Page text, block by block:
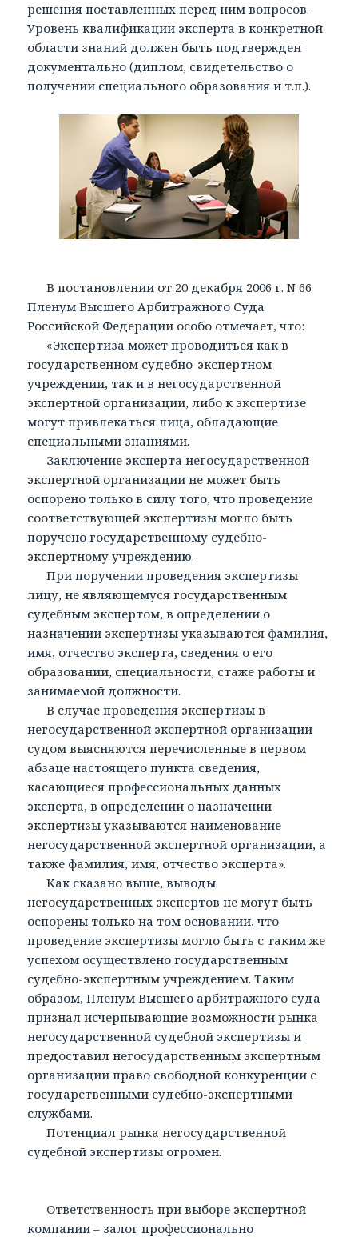
решения поставленных перед ним вопросов.
Уровень квалификации эксперта в конкретной
области знаний должен быть подтвержден
документально (диплом, свидетельство о
получении специального образования и т.п.).
В постановлении от 20 декабря 2006 г. N 66
Пленум Высшего Арбитражного Суда
Российской Федерации особо отмечает, что:
«Экспертиза может проводиться как в
государственном судебно-экспертном
учреждении, так и в негосударственной
экспертной организации, либо к экспертизе
могут привлекаться лица, обладающие
специальными знаниями.
Заключение эксперта негосударственной
экспертной организации не может быть
оспорено только в силу того, что проведение
соответствующей экспертизы могло быть
поручено государственному судебно-
экспертному учреждению.
При поручении проведения экспертизы
лицу, не являющемуся государственным
судебным экспертом, в определении о
назначении экспертизы указываются фамилия,
имя, отчество эксперта, сведения о его
образовании, специальности, стаже работы и
занимаемой должности.
В случае проведения экспертизы в
негосударственной экспертной организации
судом выясняются перечисленные в первом
абзаце настоящего пункта сведения,
касающиеся профессиональных данных
эксперта, в определении о назначении
экспертизы указываются наименование
негосударственной экспертной организации, а
также фамилия, имя, отчество эксперта».
Как сказано выше, выводы
негосударственных экспертов не могут быть
оспорены только на том основании, что
проведение экспертизы могло быть с таким же
успехом осуществлено государственным
судебно-экспертным учреждением. Таким
образом, Пленум Высшего арбитражного суда
признал исчерпывающие возможности рынка
негосударственной судебной экспертизы и
предоставил негосударственным экспертным
организации право свободной конкуренции с
государственными судебно-экспертными
службами.
Потенциал рынка негосударственной
судебной экспертизы огромен.
Ответственность при выборе экспертной
компании – залог профессионально